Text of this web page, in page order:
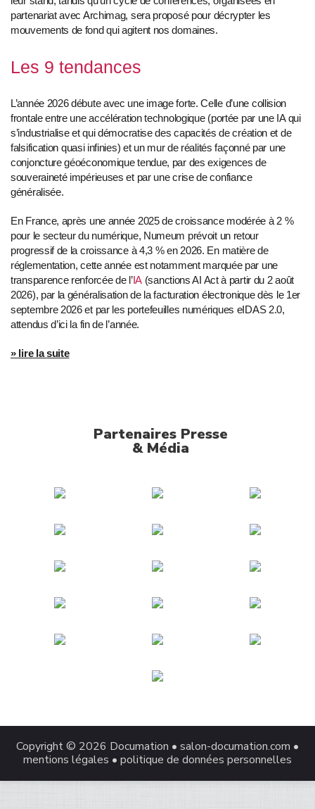
partenariat avec Archimag, sera proposé pour décrypter les
mouvements de fond qui agitent nos domaines.
Les 9 tendances
L’année 2026 débute avec une image forte. Celle d’une collision
frontale entre une accélération technologique (portée par une IA qui
s’industrialise et qui démocratise des capacités de création et de
falsification quasi infinies) et un mur de réalités façonné par une
conjoncture géoéconomique tendue, par des exigences de
souveraineté impérieuses et par une crise de confiance
généralisée.
En France, après une année 2025 de croissance modérée à 2 %
pour le secteur du numérique, Numeum prévoit un retour
progressif de la croissance à 4,3 % en 2026. En matière de
réglementation, cette année est notamment marquée par une
transparence renforcée de l’IA (sanctions AI Act à partir du 2 août
2026), par la généralisation de la facturation électronique dès le 1er
septembre 2026 et par les portefeuilles numériques eIDAS 2.0,
attendus d’ici la fin de l’année.
» lire la suite
Partenaires Presse
& Média
Copyright © 2026 Documation • salon-documation.com •
mentions légales • politique de données personnelles